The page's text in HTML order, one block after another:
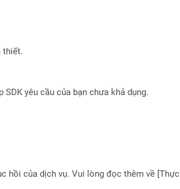
thiết.
yêu cầu của bạn chưa khả dụng.
hồi của dịch vụ. Vui lòng đọc thêm về [Thực